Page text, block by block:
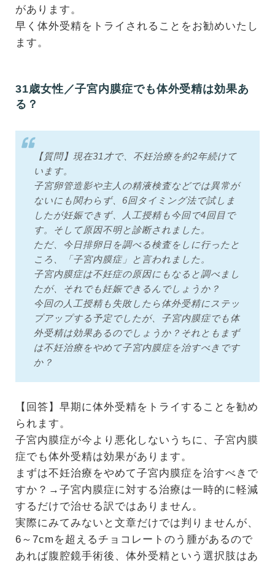
があります。
早く体外受精をトライされることをお勧めいたし
ます。
31歳女性／子宮内膜症でも体外受精は効果あ
る？
【質問】現在31才で、不妊治療を約2年続けて
います。
子宮卵管造影や主人の精液検査などでは異常が
ないにも関わらず、6回タイミング法で試しま
したが妊娠できず、人工授精も今回で4回目で
す。そして原因不明と診断されました。
ただ、今日排卵日を調べる検査をしに行ったと
ころ、「子宮内膜症」と言われました。
子宮内膜症は不妊症の原因にもなると調べまし
たが、それでも妊娠できるんでしょうか？
今回の人工授精も失敗したら体外受精にステッ
プアップする予定でしたが、子宮内膜症でも体
外受精は効果あるのでしょうか？それともまず
は不妊治療をやめて子宮内膜症を治すべきです
か？
【回答】早期に体外受精をトライすることを勧め
られます。
子宮内膜症が今より悪化しないうちに、子宮内膜
症でも体外受精は効果があります。
まずは不妊治療をやめて子宮内膜症を治すべきで
すか？→子宮内膜症に対する治療は一時的に軽減
するだけで治せる訳ではありません。
実際にみてみないと文章だけでは判りませんが、
6～7cmを超えるチョコレートのう腫があるので
あれば腹腔鏡手術後、体外受精という選択肢はあ